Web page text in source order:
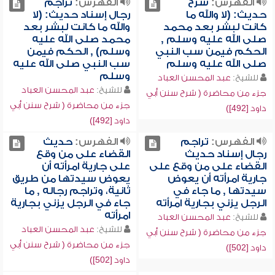
الفهرس: شرح
حديث: (لا والله ما
كانت لبشر بعد محمد
صلى الله عليه وسلم ,
الحكم فيمن سب النبي
صلى الله عليه وسلم
للشيخ: عبد المحسن العباد
جزء من محاضرة ( شرح سنن أبي
داود [492])
الفهرس: تراجم
رجال إسناد حديث: (لا
والله ما كانت لبشر بعد
محمد صلى الله عليه
وسلم) , الحكم فيمن
سب النبي صلى الله عليه
وسلم
للشيخ: عبد المحسن العباد
جزء من محاضرة ( شرح سنن أبي
داود [492])
الفهرس: تراجم
رجال إسناد حديث
القضاء على من وقع على
جارية امرأته أن يعوض
سيدتها , ما جاء في
الرجل يزني بجارية امرأته
للشيخ: عبد المحسن العباد
جزء من محاضرة ( شرح سنن أبي
داود [502])
الفهرس:حديث
القضاء على من وقع
على جارية امرأته أن
يعوض سيدتها من طريق
ثانية، وتراجم رجاله , ما
جاء في الرجل يزني بجارية
امرأته
للشيخ: عبد المحسن العباد
جزء من محاضرة ( شرح سنن أبي
داود [502])